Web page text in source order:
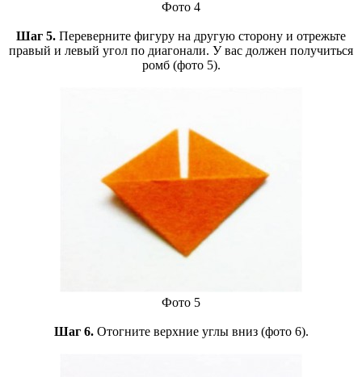
Фото 4
Шаг 5. Переверните фигуру на другую сторону и отрежьте
правый и левый угол по диагонали. У вас должен получиться
ромб (фото 5).
Фото 5
Шаг 6.Отогните верхние углы вниз (фото 6).